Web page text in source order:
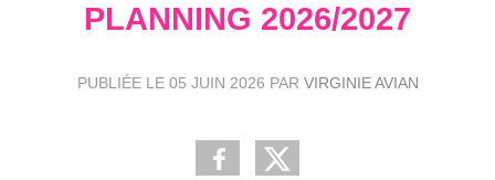
PLANNING 2026/2027
PUBLIÉE LE 05 JUIN 2026 PAR VIRGINIE AVIAN